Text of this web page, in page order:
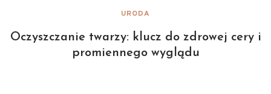
URODA
Oczyszczanie twarzy: klucz do zdrowej cery i
promiennego wyglądu